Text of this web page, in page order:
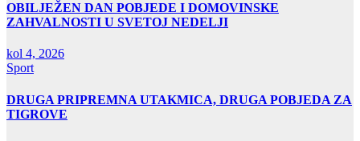
OBILJEŽEN DAN POBJEDE I DOMOVINSKE
ZAHVALNOSTI U SVETOJ NEDELJI
kol 4, 2026
Sport
DRUGA PRIPREMNA UTAKMICA, DRUGA POBJEDA ZA
TIGROVE